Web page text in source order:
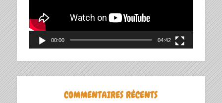
00:00 04:42
COMMENTAIRES RÉCENTS